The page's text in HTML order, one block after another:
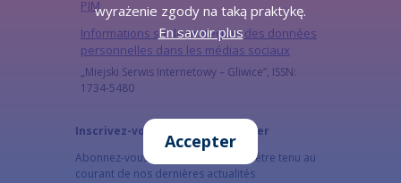
PJM
Informations sur la protection des données
personnelles dans les médias sociaux
„Miejski Serwis Internetowy – Gliwice”, ISSN:
1734-5480
Inscrivez-vous à notre newsletter
Abonnez-vous à la newsletter pour être tenu au
courant de nos dernières actualités
wyrażenie zgody na taką praktykę.
En savoir plus
Accepter